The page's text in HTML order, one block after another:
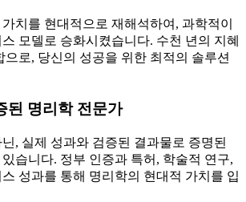
치를 현대적으로 재해석하여, 과학적이
모델로 승화시켰습니다. 수천 년의 지혜
으로, 당신의 성공을 위한 최적의 솔루션
된 명리학 전문가
, 실제 성과와 검증된 결과물로 증명된
습니다. 정부 인증과 특허, 학술적 연구,
성과를 통해 명리학의 현대적 가치를 입